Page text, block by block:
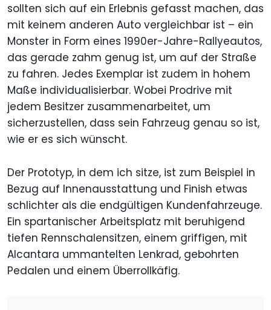
sollten sich auf ein Erlebnis gefasst machen, das
mit keinem anderen Auto vergleichbar ist – ein
Monster in Form eines 1990er-Jahre-Rallyeautos,
das gerade zahm genug ist, um auf der Straße
zu fahren. Jedes Exemplar ist zudem in hohem
Maße individualisierbar. Wobei Prodrive mit
jedem Besitzer zusammenarbeitet, um
sicherzustellen, dass sein Fahrzeug genau so ist,
wie er es sich wünscht.
Der Prototyp, in dem ich sitze, ist zum Beispiel in
Bezug auf Innenausstattung und Finish etwas
schlichter als die endgültigen Kundenfahrzeuge.
Ein spartanischer Arbeitsplatz mit beruhigend
tiefen Rennschalensitzen, einem griffigen, mit
Alcantara ummantelten Lenkrad, gebohrten
Pedalen und einem Überrollkäfig.